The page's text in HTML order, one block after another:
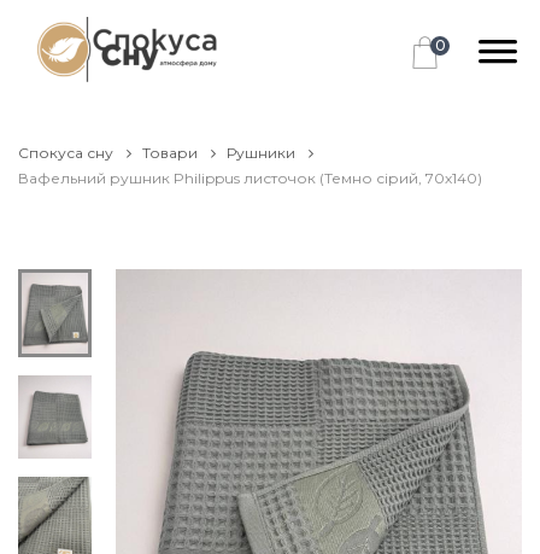
0
Спокуса сну Товари
Рушники
Вафельний рушник Philippus листочок (Темно сірий, 70х140)